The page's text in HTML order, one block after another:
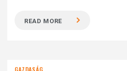
READ MORE
GAZDASÁG